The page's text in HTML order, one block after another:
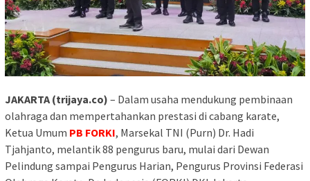
JAKARTA (trijaya.co) – Dalam usaha mendukung pembinaan
olahraga dan mempertahankan prestasi di cabang karate,
Ketua Umum PB FORKI, Marsekal TNI (Purn) Dr. Hadi
Tjahjanto, melantik 88 pengurus baru, mulai dari Dewan
Pelindung sampai Pengurus Harian, Pengurus Provinsi Federasi